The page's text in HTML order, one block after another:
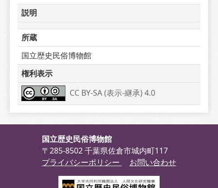
説明
所蔵
国立歴史民俗博物館
権利表示
CC BY-SA (表示-継承) 4.0
国立歴史民俗博物館
〒285-8502 千葉県佐倉市城内町117
プライバシーポリシー
お問い合わせ